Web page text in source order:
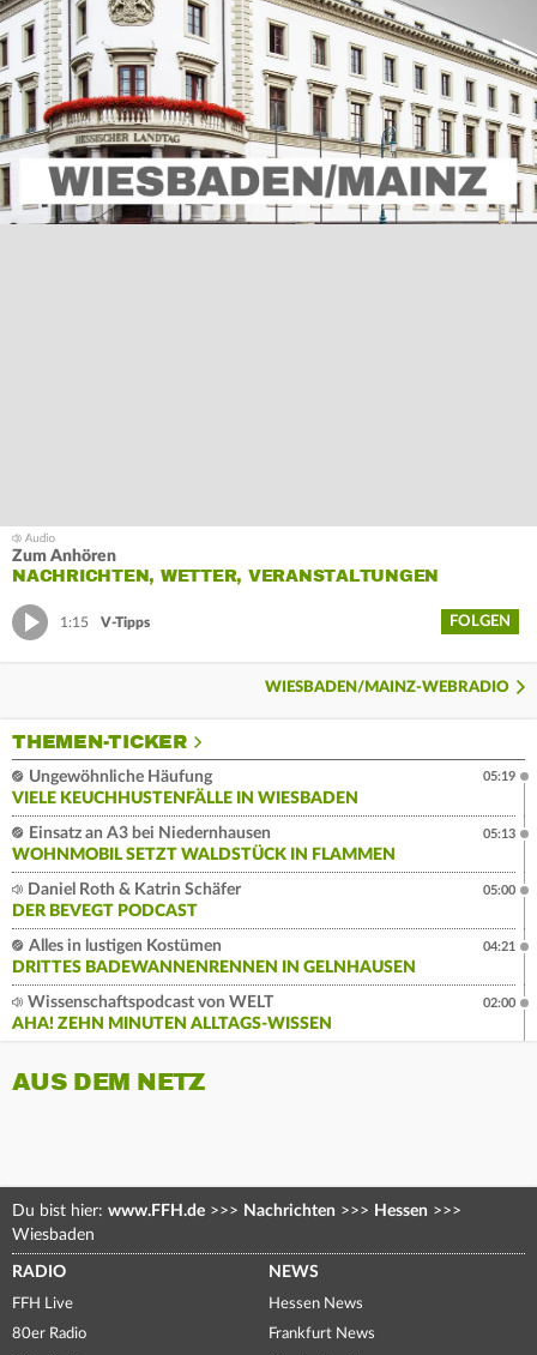
Zum Anhören
NACHRICHTEN, WETTER, VERANSTALTUNGEN
1:15 V-Tipps FOLGEN
WIESBADEN/MAINZ-WEBRADIO
THEMEN-TICKER
Ungewöhnliche Häufung
VIELE KEUCHHUSTENFÄLLE IN WIESBADEN
05:19
Einsatz an A3 bei Niedernhausen
WOHNMOBIL SETZT WALDSTÜCK IN FLAMMEN
05:13
Daniel Roth & Katrin Schäfer
DER BEVEGT PODCAST
05:00
Alles in lustigen Kostümen
DRITTES BADEWANNENRENNEN IN GELNHAUSEN
04:21
Wissenschaftspodcast von WELT
AHA! ZEHN MINUTEN ALLTAGS-WISSEN
02:00
AUS DEM NETZ
Du bist hier: www.FFH.de >>> Nachrichten >>> Hessen >>>
Wiesbaden
RADIO
FFH Live
80er Radio
NEWS
Hessen News
Frankfurt News